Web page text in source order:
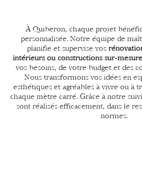
À Quiberon, chaque projet
personnalisée. Notre équipe de
planifie et supervise vos
intérieurs ou constructions sur-mesure
vos besoins, de votre budget et des
Nous transformons vos idées en
esthétiques et agréables à vivre ou à
chaque mètre carré. Grâce à notre
sont réalisés efficacement, dans le
normes.